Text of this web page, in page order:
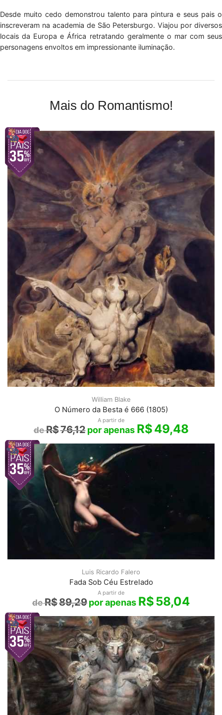
Desde muito cedo demonstrou talento para pintura e seus pais o
inscreveram na academia de São Petersburgo. Viajou por diversos
locais da Europa e África retratando geralmente o mar com seus
personagens envoltos em impressionante iluminação.
Mais do Romantismo!
William Blake
O Número da Besta é 666 (1805)
A partir de
R$76,12 R$49,48
Luis Ricardo Falero
Fada Sob Céu Estrelado
A partir de
R$89,29 R$58,04